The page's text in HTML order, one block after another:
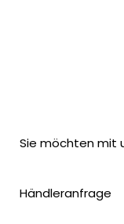
Sie möchten mit
Händleranfrage